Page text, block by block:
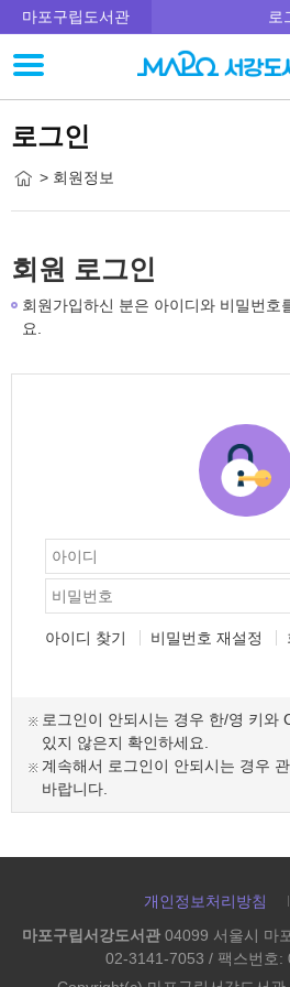
마포구립도서관 로
로그인
> 회원정보
회원 로그인
회원가입하신 분은 아이디와 비밀번호
요.
아이디 찾기 비밀번호 재설정
로그인이 안되시는 경우 한/영 키와
있지 않은지 확인하세요.
계속해서 로그인이 안되시는 경우
바랍니다.
개인정보처리방침
마포구립서강도서관 04099 서울시 마
02-3141-7053 / 팩스번호: